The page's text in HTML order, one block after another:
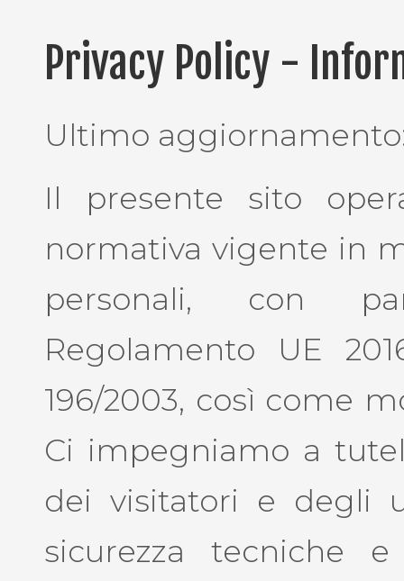
Privacy Policy -
Ultimo
Il presente sito
normativa vigente in
personali, con
Regolamento UE
196/2003, così come
Ci impegniamo a
dei visitatori e degli
sicurezza tecniche